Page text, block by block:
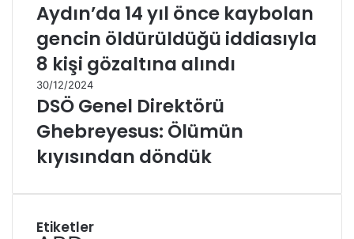
Aydın’da 14 yıl önce kaybolan
gencin öldürüldüğü iddiasıyla
8 kişi gözaltına alındı
30/12/2024
DSÖ Genel Direktörü
Ghebreyesus: Ölümün
kıyısından döndük
Etiketler